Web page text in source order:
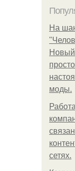
На
моды.
сетях.